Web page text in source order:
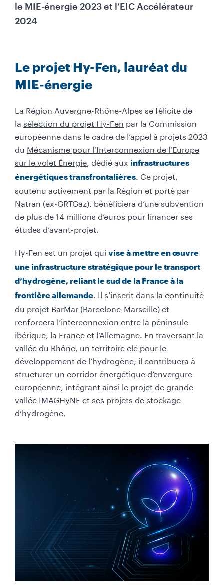
le MIE-énergie 2023 et l’EIC Accélérateur
2024
n
e
u
Le projet Hy-Fen, lauréat du
MIE-énergie
La Région Auvergne-Rhône-Alpes se félicite de
la sélection du projet Hy-Fen par la Commission
européenne dans le cadre de l’appel à projets 2023
du Mécanisme pour l’Interconnexion de l’Europe
sur le volet Énergie, dédié aux infrastructures
énergétiques transfrontalières. Ce projet,
soutenu activement par la Région et porté par
Natran (ex-GRTGaz), bénéficiera d’une subvention
de plus de 14 millions d’euros pour financer ses
études d’avant-projet.
Hy-Fen est un projet qui vise à mettre en œuvre
une infrastructure stratégique pour le transport
d’hydrogène, reliant le sud de la France à la
frontière allemande. Il s’inscrit dans la continuité
du projet BarMar (Barcelone-Marseille) et
renforcera l’interconnexion entre la péninsule
ibérique, la France et l’Allemagne. En traversant la
vallée du Rhône, un territoire clé pour le
développement de l’hydrogène, il contribuera à
structurer un corridor énergétique d’envergure
européenne, intégrant ainsi le projet de grande-
vallée IMAGHyNEet ses projets de stockage
d’hydrogène.